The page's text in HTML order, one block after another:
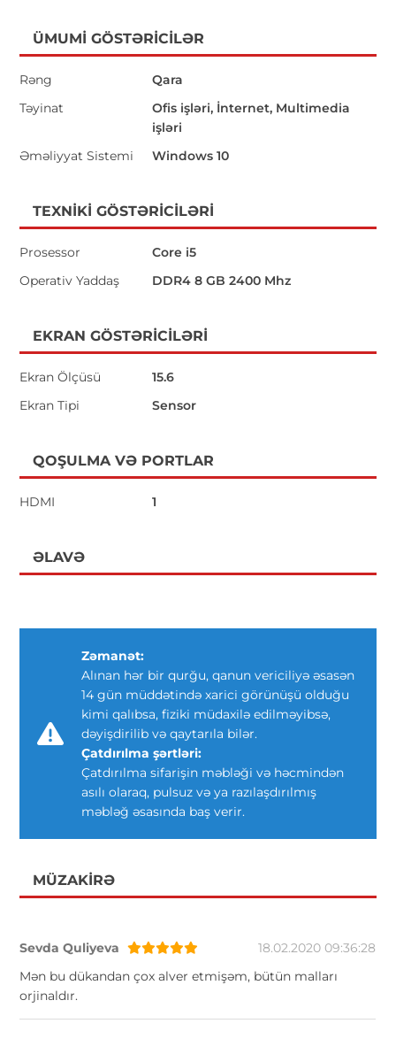
ÜMUMI GÖSTƏRICILƏR
Rəng
Qara
Təyinat
Ofis işləri, İnternet, Multimedia
işləri
Əməliyyat Sistemi
Windows 10
TEXNIKI GÖSTƏRICILƏRI
Prosessor
Core i5
Operativ Yaddaş
DDR4 8 GB 2400 Mhz
EKRAN GÖSTƏRICILƏRI
Ekran Ölçüsü
15.6
Ekran Tipi
Sensor
QOŞULMA VƏ PORTLAR
HDMI 1
ƏLAVƏ
Zəmanət:
Alınan hər bir qurğu, qanun vericiliyə əsasən
14 gün müddətində xarici görünüşü olduğu
kimi qalıbsa, fiziki müdaxilə edilməyibsə,
dəyişdirilib və qaytarıla bilər.
Çatdırılma şərtləri:
Çatdırılma sifarişin məbləği və həcmindən
asılı olaraq, pulsuz və ya razılaşdırılmış
məbləğ əsasında baş verir.
MÜZAKIRƏ
Sevda Quliyeva
18.02.2020 09:36:28
Mən bu dükandan çox alver etmişəm, bütün malları
orjinaldır.